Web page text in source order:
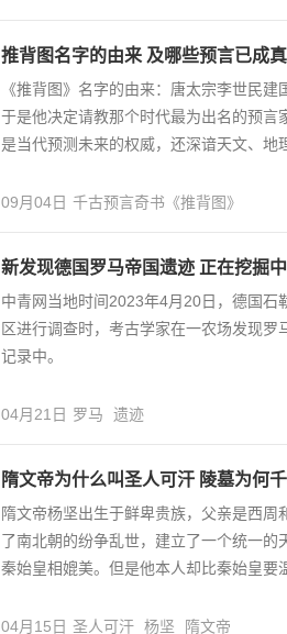
推背图名字的由来 及哪些预言已成真
《推背图》名字的由来：唐太宗李世民
于是他决定请教那个时代最为出名的预
是当代预测未来的权威，还深谙天文、地
09月04日 千古预言奇书《推背图》
新发现德国罗马帝国遗迹 正在挖掘中
中青网当地时间2023年4月20日，德国石
区进行调查时，考古学家在一农场发现
记录中。
04月21日 罗马 遗迹
隋文帝为什么叫圣人可汗 陵墓为何千
隋文帝杨坚出生于鲜卑贵族，父亲是西
了南北朝的纷争乱世，建立了一个统一
秦始皇相媲美。但是他本人却比秦始皇要
04月15日 圣人可汗 杨坚 隋文帝